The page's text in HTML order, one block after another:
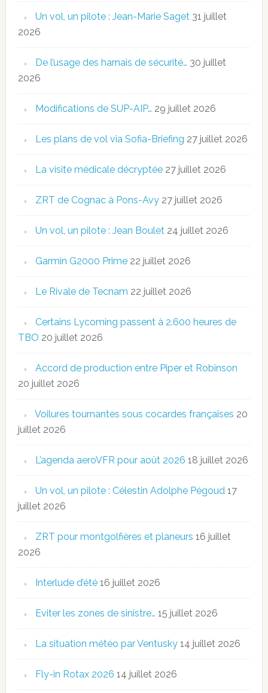
Un vol, un pilote : Jean-Marie Saget 31 juillet
2026
De l’usage des harnais de sécurité… 30 juillet
2026
Modifications de SUP-AIP… 29 juillet 2026
Les plans de vol via Sofia-Briefing 27 juillet 2026
La visite médicale décryptée 27 juillet 2026
ZRT de Cognac à Pons-Avy 27 juillet 2026
Un vol, un pilote : Jean Boulet 24 juillet 2026
Garmin G2000 Prime 22 juillet 2026
Le Rivale de Tecnam 22 juillet 2026
Certains Lycoming passent à 2.600 heures de
TBO 20 juillet 2026
Accord de production entre Piper et Robinson
20 juillet 2026
Voilures tournantes sous cocardes françaises 20
juillet 2026
L’agenda aeroVFR pour août 2026 18 juillet 2026
Un vol, un pilote : Célestin Adolphe Pégoud 17
juillet 2026
ZRT pour montgolfières et planeurs 16 juillet
2026
Interlude d’été 16 juillet 2026
Eviter les zones de sinistre… 15 juillet 2026
La situation météo par Ventusky 14 juillet 2026
Fly-in Rotax 2026 14 juillet 2026